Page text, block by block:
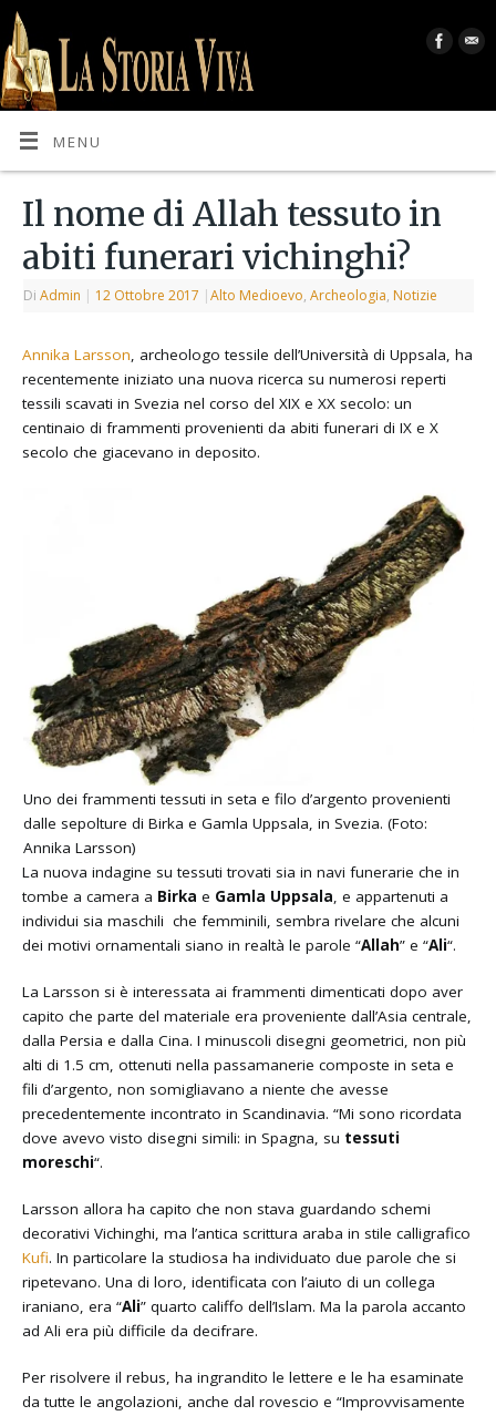
MENU
Il nome di Allah tessuto in
abiti funerari vichinghi?
DiAdmin | 12 Ottobre 2017 |Alto Medioevo,Archeologia, Notizie
Annika Larsson, archeologo tessile dell’Università di Uppsala, ha
recentemente iniziato una nuova ricerca su numerosi reperti
tessili scavati in Svezia nel corso del XIX e XX secolo: un
centinaio di frammenti provenienti da abiti funerari di IX e X
secolo che giacevano in deposito.
Uno dei frammenti tessuti in seta e filo d’argento provenienti
dalle sepolture di Birka e Gamla Uppsala, in Svezia. (Foto:
Annika Larsson)
La nuova indagine su tessuti trovati sia in navi funerarie che in
tombe a camera a Birka e Gamla Uppsala , e appartenuti a
individui sia maschili che femminili, sembra rivelare che alcuni
dei motivi ornamentali siano in realtà le parole “Allah” e “Ali“.
La Larsson si è interessata ai frammenti dimenticati dopo aver
capito che parte del materiale era proveniente dall’Asia centrale,
dalla Persia e dalla Cina. I minuscoli disegni geometrici, non più
alti di 1.5 cm, ottenuti nella passamanerie composte in seta e
fili d’argento, non somigliavano a niente che avesse
precedentemente incontrato in Scandinavia. “Mi sono ricordata
dove avevo visto disegni simili: in Spagna, su tessuti
moreschi“.
Larsson allora ha capito che non stava guardando schemi
decorativi Vichinghi, ma l’antica scrittura araba in stile calligrafico
Kufi. In particolare la studiosa ha individuato due parole che si
ripetevano. Una di loro, identificata con l’aiuto di un collega
iraniano, era “Ali” quarto califfo dell’Islam. Ma la parola accanto
ad Ali era più difficile da decifrare.
Per risolvere il rebus, ha ingrandito le lettere e le ha esaminate
da tutte le angolazioni, anche dal rovescio e “Improvvisamente